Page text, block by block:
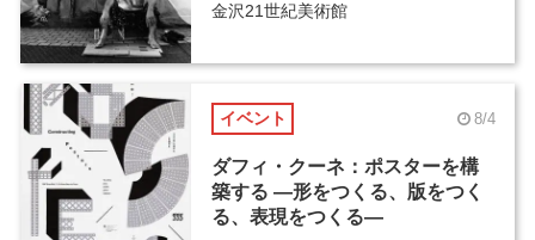
金沢21世紀美術館
イベント 8/4
ダフィ・クーネ：ポスターを構
築する ―形をつくる、版をつく
る、表現をつくる―